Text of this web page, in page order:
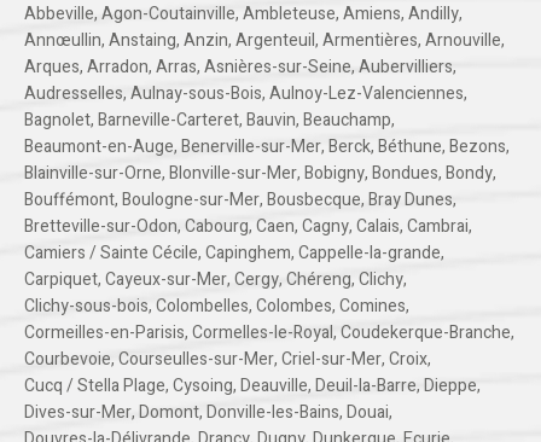
Abbeville,Agon-Coutainville,Ambleteuse,Amiens,Andilly,
Annœullin,Anstaing,Anzin,Argenteuil,Armentières,Arnouville,
Arques,Arradon,Arras,Asnières-sur-Seine,Aubervilliers,
Audresselles,Aulnay-sous-Bois,Aulnoy-Lez-Valenciennes,
Bagnolet,Barneville-Carteret,Bauvin,Beauchamp,
Beaumont-en-Auge,Benerville-sur-Mer,Berck,Béthune,Bezons,
Blainville-sur-Orne,Blonville-sur-Mer,Bobigny,Bondues,Bondy,
Bouffémont,Boulogne-sur-Mer,Bousbecque,Bray Dunes,
Bretteville-sur-Odon,Cabourg,Caen,Cagny,Calais,Cambrai,
Camiers / Sainte Cécile,Capinghem,Cappelle-la-grande,
Carpiquet,Cayeux-sur-Mer,Cergy,Chéreng,Clichy,
Clichy-sous-bois,Colombelles,Colombes,Comines,
Cormeilles-en-Parisis,Cormelles-le-Royal,Coudekerque-Branche,
Courbevoie,Courseulles-sur-Mer,Criel-sur-Mer,Croix,
Cucq / Stella Plage,Cysoing,Deauville,Deuil-la-Barre,Dieppe,
Dives-sur-Mer,Domont,Donville-les-Bains,Douai,